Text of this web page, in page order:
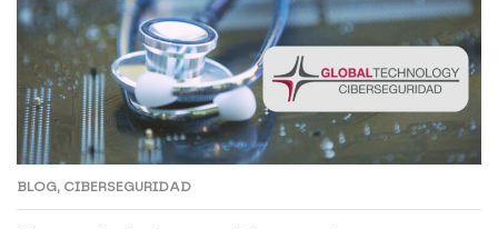
BLOG, CIBERSEGURIDAD